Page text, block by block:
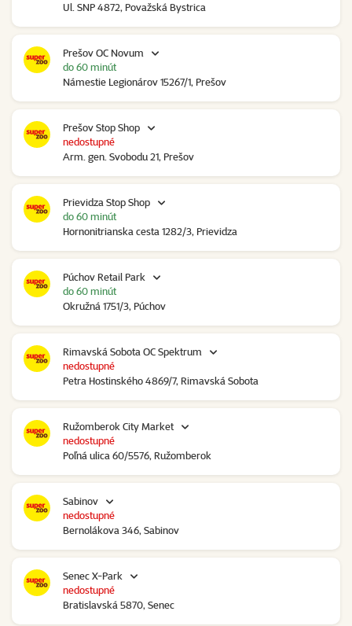
Ul. SNP 4872, Považská Bystrica
Prešov OC Novum
Námestie Legionárov 15267/1, Prešov
do 60 minút
Prešov Stop Shop
Arm. gen. Svobodu 21, Prešov
nedostupné
Prievidza Stop Shop
Hornonitrianska cesta 1282/3, Prievidza
do 60 minút
Púchov Retail Park
Okružná 1751/3, Púchov
do 60 minút
Rimavská Sobota OC Spektrum
Petra Hostinského 4869/7, Rimavská Sobota
nedostupné
Ružomberok City Market
Poľná ulica 60/5576, Ružomberok
nedostupné
Sabinov
Bernolákova 346, Sabinov
nedostupné
Senec X-Park
Bratislavská 5870, Senec
nedostupné